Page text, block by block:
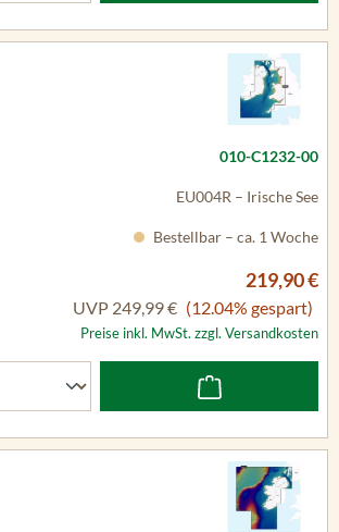
010-C1232-00
EU004R – Irische See
Bestellbar – ca. 1 Woche
219,90 €
UVP 249,99 € (12.04% gespart)
Preise inkl. MwSt. zzgl. Versandkosten